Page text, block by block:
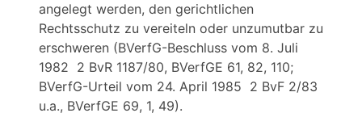
angelegt werden, den gerichtlichen
Rechtsschutz zu vereiteln oder unzumutbar zu
erschweren (BVerfG-Beschluss vom 8. Juli
1982 2 BvR 1187/80, BVerfGE 61, 82, 110;
BVerfG-Urteil vom 24. April 1985 2 BvF 2/83
u.a., BVerfGE 69, 1, 49).